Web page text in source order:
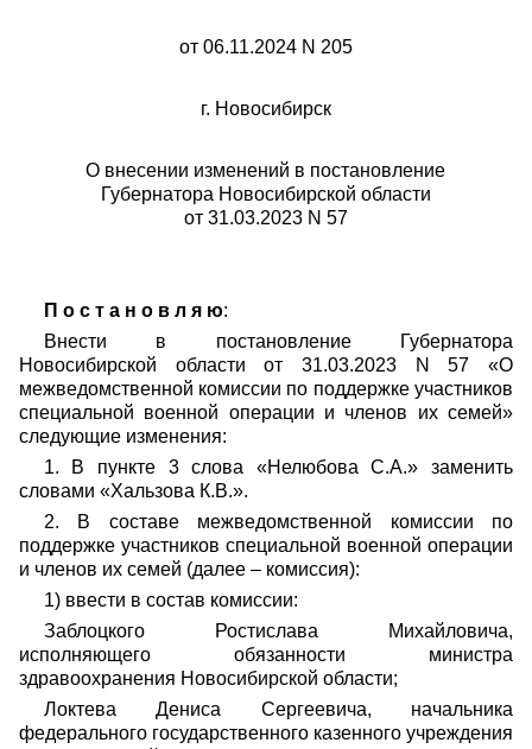
от 06.11.2024 N 205
г. Новосибирск
О внесении изменений в постановление
Губернатора Новосибирской области
от 31.03.2023 N 57
П о с т а н о в л я ю:
Внести в постановление Губернатора
Новосибирской области от 31.03.2023 N 57 «О
межведомственной комиссии по поддержке участников
специальной военной операции и членов их семей»
следующие изменения:
1. В пункте 3 слова «Нелюбова С.А.» заменить
словами «Хальзова К.В.».
2. В составе межведомственной комиссии по
поддержке участников специальной военной операции
и членов их семей (далее – комиссия):
1) ввести в состав комиссии:
Заблоцкого Ростислава Михайловича,
исполняющего обязанности министра
здравоохранения Новосибирской области;
Локтева Дениса Сергеевича, начальника
федерального государственного казенного учреждения